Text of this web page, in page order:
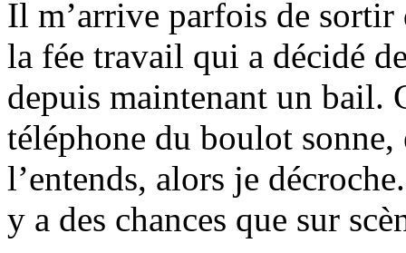
Il m’arrive parfois de sortir
la fée travail qui a décidé
depuis maintenant un bail.
téléphone du boulot
l’entends, alors je
y a des chances que sur